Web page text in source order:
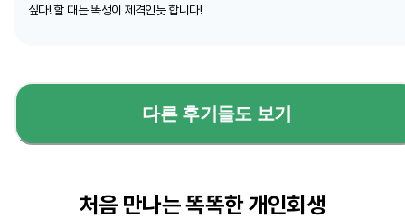
싶다! 할 때는 똑생이 제격인듯 합니다!
다른 후기들도 보기
처음 만나는 똑똑한 개인회생